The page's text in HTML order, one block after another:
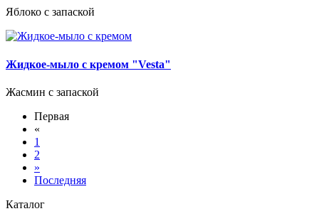
Яблоко с запаской
Жидкое-мыло с кремом "Vesta"
Жасмин с запаской
Первая
«
1
2
»
Последняя
Каталог